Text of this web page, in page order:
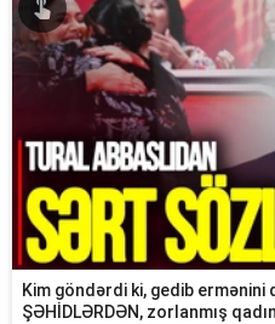
Kim göndərdi ki, gedib ermənini
ŞƏHİDLƏRDƏN, zorlanmış